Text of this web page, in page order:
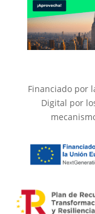
Financiado por
Digital por